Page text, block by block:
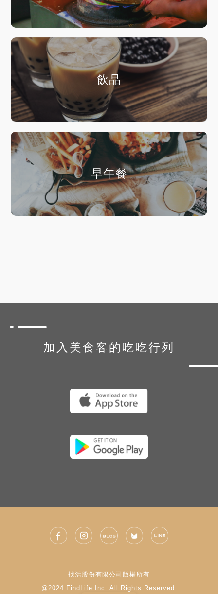
飲品
早午餐
加入美食客的吃吃行列
找活股份有限公司版權所有
@2024 FindLife Inc. All Rights Reserved.